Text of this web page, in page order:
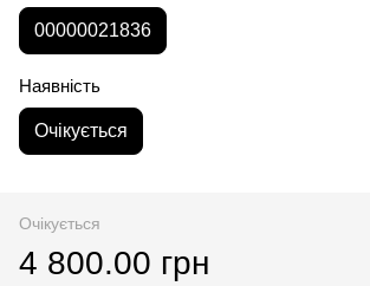
00000021836
Наявність
Очікується
Очікується
4 800.00 грн